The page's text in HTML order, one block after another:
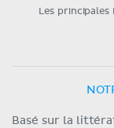
Les
Basé sur la